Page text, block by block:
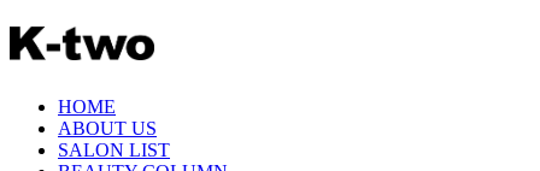
HOME
ABOUT US
SALON LIST